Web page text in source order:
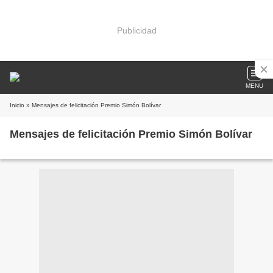
Publicidad
MENU
Inicio » Mensajes de felicitación Premio Simón Bolívar
Mensajes de felicitación Premio Simón Bolívar